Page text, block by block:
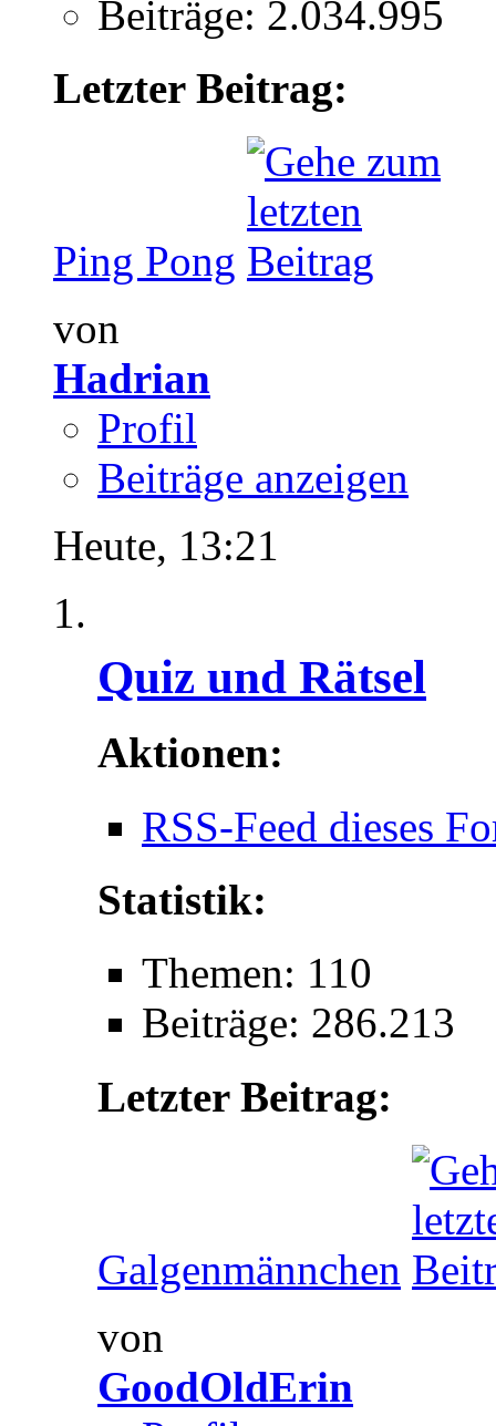
Beiträge: 2.034.995
Letzter Beitrag:
Ping Pong
von
Hadrian
Profil
Beiträge anzeigen
Heute, 13:21
Quiz und Rätsel
Aktionen:
RSS-Feed dieses
Statistik:
Themen: 110
Beiträge: 286.213
Letzter Beitrag:
Galgenmännchen
von
GoodOldErin